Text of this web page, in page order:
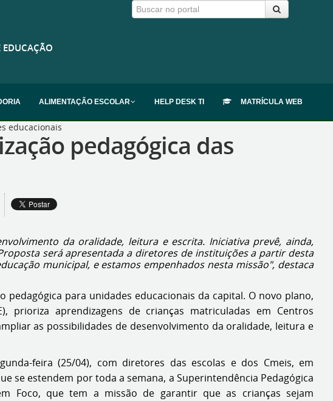
ALIMENTAÇÃO ESCOLAR HELP DESK TI MATRÍCULA WEB
educacionais
pedagógica das
da oralidade, leitura e escrita. Iniciativa prevê, ainda,
será apresentada a diretores de instituições a partir desta
municipal, e estamos empenhados nesta missão", destaca
para unidades educacionais da capital. O novo plano,
prioriza aprendizagens de crianças matriculadas em Centros
as possibilidades de desenvolvimento da oralidade, leitura e
feira (25/04), com diretores das escolas e dos Cmeis, em
se estendem por toda a semana, a Superintendência Pedagógica
Foco, que tem a missão de garantir que as crianças sejam